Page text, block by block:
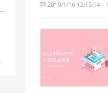
2019/1/16 12:19:14